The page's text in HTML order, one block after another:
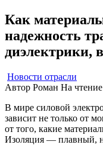
Как
надежность
диэлектрики,
Новости отрасли
Автор Роман На чтение
В мире силовой
зависит не только от
от того, какие
Изоляция — плавный,